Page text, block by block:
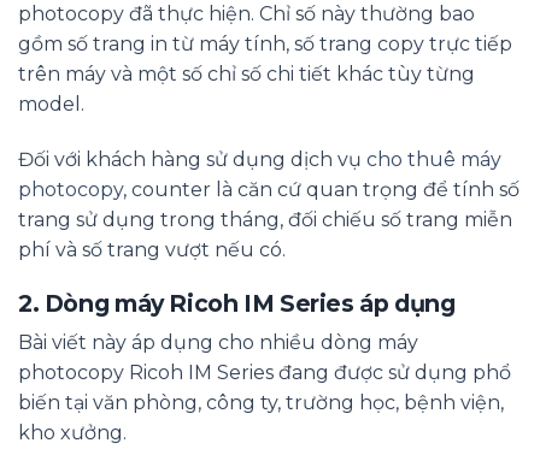
photocopy đã thực hiện. Chỉ số này thường bao
gồm số trang in từ máy tính, số trang copy trực tiếp
trên máy và một số chỉ số chi tiết khác tùy từng
model.
Đối với khách hàng sử dụng dịch vụ cho thuê máy
photocopy, counter là căn cứ quan trọng để tính số
trang sử dụng trong tháng, đối chiếu số trang miễn
phí và số trang vượt nếu có.
2. Dòng máy Ricoh IM Series áp dụng
Bài viết này áp dụng cho nhiều dòng máy
photocopy Ricoh IM Series đang được sử dụng phổ
biến tại văn phòng, công ty, trường học, bệnh viện,
kho xưởng.